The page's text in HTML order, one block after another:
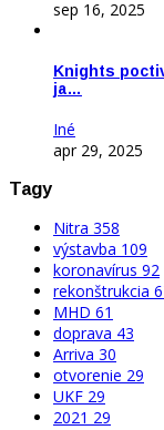
sep 16, 2025
Knights
ja…
Iné
apr 29, 2025
Tagy
Nitra 358
výstavba 109
koronavírus 92
rekonštrukcia
MHD 61
doprava 43
Arriva 30
otvorenie 29
UKF 29
2021 29